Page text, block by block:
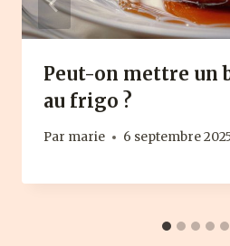
Peut-on mettre un
au frigo ?
Par marie 6 septembre